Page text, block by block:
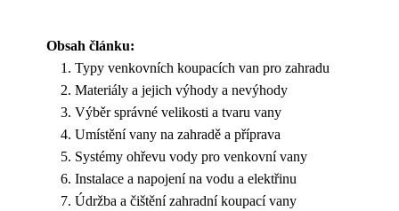
Obsah článku:
Typy venkovních koupacích van pro zahradu
Materiály a jejich výhody a nevýhody
Výběr správné velikosti a tvaru vany
Umístění vany na zahradě a příprava
Systémy ohřevu vody pro venkovní vany
Instalace a napojení na vodu a elektřinu
Údržba a čištění zahradní koupací vany